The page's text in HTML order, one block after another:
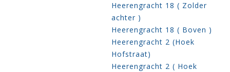
Heerengracht 18 ( Zolder
achter )
Heerengracht 18 ( Boven )
Heerengracht 2 (Hoek
Hofstraat)
Heerengracht 2 ( Hoek